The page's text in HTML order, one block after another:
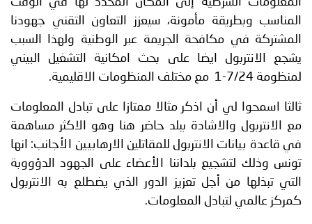
المناسب وبطريقة مأمونة، سيعزز التعاون التقني جهودنا
المشتركة في مكافحة الجريمة عبر الوطنية ولهذا السبب
يشجع الانتربول ايضا على بحث امكانية التشغيل البيني
لمنظومة 7/24-1 مع مختلف المنظومات الاقليمية.
ثالثا اسمحوا لي أن اذكر مثالا ممتازا على تبادل المعلومات
مع الانتربول والاشادة ببلد حاضر هنا وهو الاكثر مساهمة
في قاعدة بيانات الانتربول للمقاتلين الارهابيين الأجانب: انها
تونس وذلك لتشجيع بلداننا الأعضاء على الجهود الدؤووبة
التي تبذلها من أجل تعزيز الدور الذي يضطلع به الانتربول
كمركز عالمي لتبادل المعلومات.